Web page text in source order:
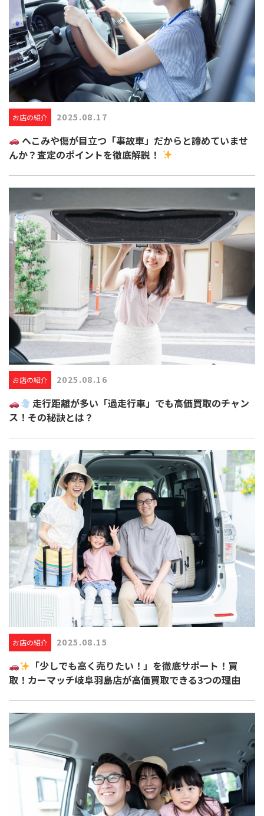
お店の紹介 2025.08.17
へこみや傷が目立つ「事故車」だからと諦めていませ
んか？査定のポイントを徹底解説！
お店の紹介 2025.08.16
走行距離が多い「過走行車」でも高価買取のチャン
ス！その秘訣とは？
お店の紹介 2025.08.15
「少しでも高く売りたい！」を徹底サポート！買
取！カーマッチ岐阜羽島店が高価買取できる3つの理由